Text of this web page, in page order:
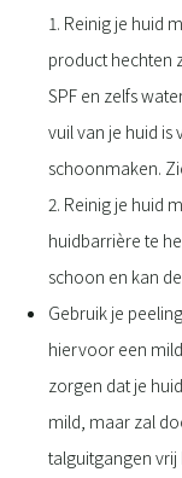
1. Reinig je huid
product hechten
SPF en zelfs
vuil van je huid is
schoonmaken.
2. Reinig je huid
huidbarrière te
schoon en kan
Gebruik je
hiervoor een
zorgen dat je
mild, maar zal
talguitgangen